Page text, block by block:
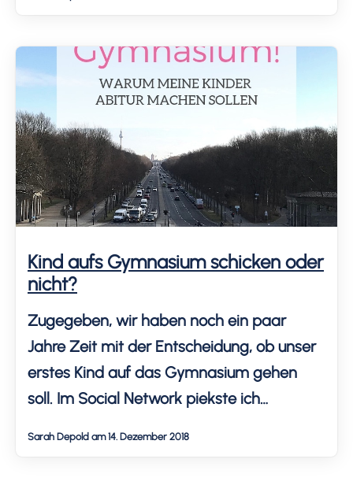
bereiten sie im Alltag sanft auf die
Umstellung vor.
Kind aufs Gymnasium schicken oder
nicht?
Zugegeben, wir haben noch ein paar
Jahre Zeit mit der Entscheidung, ob unser
erstes Kind auf das Gymnasium gehen
soll. Im Social Network piekste ich
Sarah Depold am 14. Dezember 2018